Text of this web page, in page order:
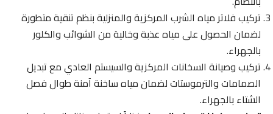
تركيب فلاتر مياه الشرب المركزية والمنزلية بنظم تنقية متطورة
لضمان الحصول على مياه عذبة وخالية من الشوائب والكلور
بالجهراء.
تركيب وصيانة السخانات المركزية والسيستم العادي مع تبديل
الصمامات والترموستات لضمان مياه ساخنة آمنة طوال فصل
الشتاء بالجهراء.